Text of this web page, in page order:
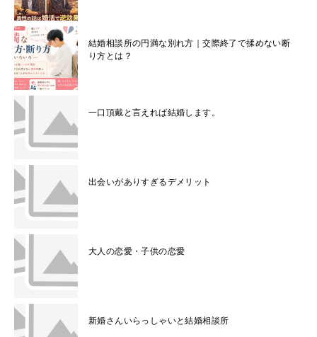
結婚相談所の円満な別れ方｜交際終了で揉めない断
り方とは？
一口頂戴と言えれば結婚します。
出会いがありすぎるデメリット
大人の恋愛・子供の恋愛
新婚さんいらっしゃいと結婚相談所